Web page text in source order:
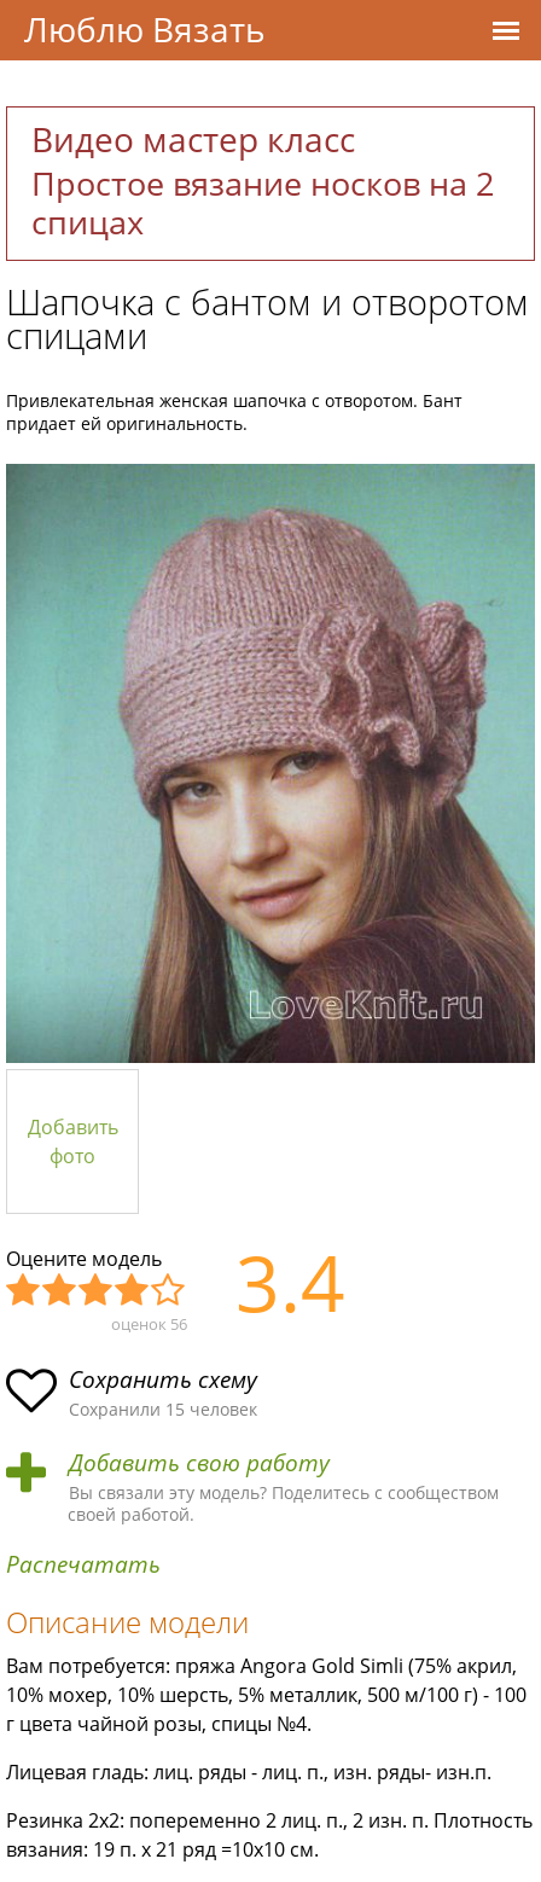
Видео мастер класс
Простое вязание носков на 2
спицах
Шапочка с бантом и отворотом
спицами
Привлекательная женская шапочка с отворотом. Бант
придает ей оригинальность.
Добавить
фото
Оцените модель
асн
ая
ма
пло
хая
ма
ыч
ная
ма
Хор
ая
ма
Отл
ая
ма!
оценок 56 3.4
Сохранить схему
Сохранили 15 человек
Добавить свою работу
Вы связали эту модель? Поделитесь с сообществом
своей работой.
Распечатать
Описание модели
Вам потребуется: пряжа Angora Gold Simli (75% акрил,
10% мохер, 10% шерсть, 5% металлик, 500 м/100 г) - 100
г цвета чайной розы, спицы №4.
Лицевая гладь: лиц. ряды - лиц. п., изн. ряды- изн.п.
Резинка 2x2: попеременно 2 лиц. п., 2 изн. п. Плотность
вязания: 19 п. х 21 ряд =10x10 см.
Люблю Вязать